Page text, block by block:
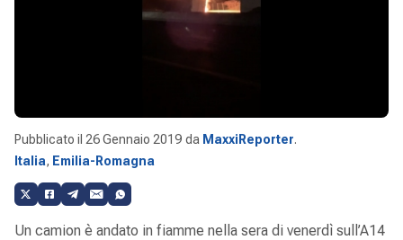
Pubblicato il 26 Gennaio 2019 da MaxxiReporter.
Italia, Emilia-Romagna
Un camion è andato in fiamme nella sera di venerdì sull’A14